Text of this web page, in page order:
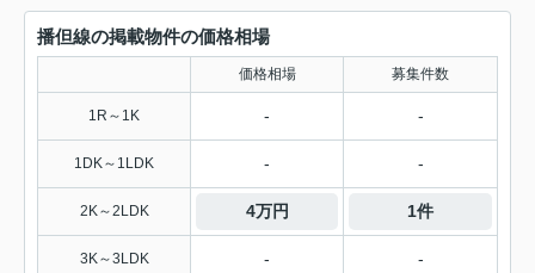
播但線の掲載物件の価格相場
価格相場 募集件数
1R～1K - -
1DK～1LDK - -
2K～2LDK 4万円 1件
3K～3LDK - -